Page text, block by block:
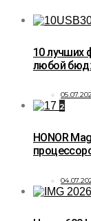
10 лучших
любой
2
HONOR